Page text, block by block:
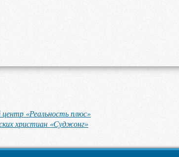
центр «Реальность плюс»
христиан «Суджонг»